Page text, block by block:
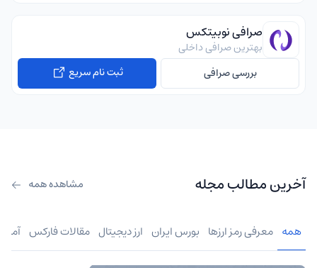
صرافی نوبیتکس
بهترین صرافی داخلی
بررسی صرافی
ثبت نام سریع
آخرین مطالب مجله مشاهده همه
همه معرفی رمز ارزها بورس ایران ارز دیجیتال مقالات فارکس